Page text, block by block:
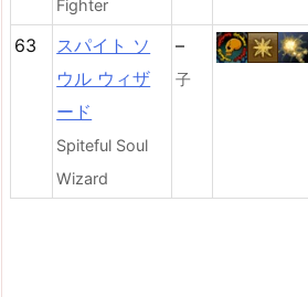
Fighter
63
スパイト ソ
ウル ウィザ
ード
Spiteful Soul
Wizard
–
子